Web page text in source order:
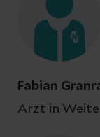
Fabian
Arzt in